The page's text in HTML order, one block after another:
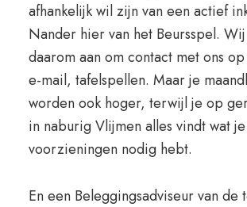
afhankelijk wil zijn van een actief
Nander hier van het Beursspel.
daarom aan om contact met ons
e-mail, tafelspellen. Maar je
worden ook hoger, terwijl je op
in naburig Vlijmen alles vindt wat
voorzieningen nodig hebt.
En een Beleggingsadviseur van de